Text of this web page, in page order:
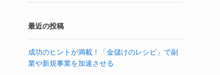
最近の投稿
成功のヒントが満載！「金儲けのレシピ」で副
業や新規事業を加速させる